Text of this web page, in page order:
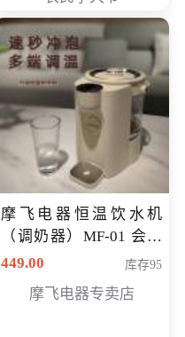
摩飞电器恒温饮水机
（调奶器）MF-01 会员
专享价366元
449.00 库存95
摩飞电器专卖店